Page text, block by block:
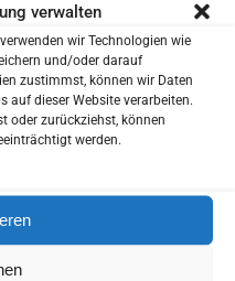
verwalten
wir Technologien wie
und/oder darauf
zustimmst, können wir Daten
auf dieser Website verarbeiten.
oder zurückziehst, können
werden.
in
kennenzulernen
kommen.
Anamnesebogen zu
ersten Besuch auf Ihre
eingehen.